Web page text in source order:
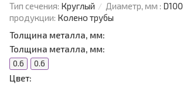
Тип сечения: Круглый Диаметр, мм : D100
продукции: Колено трубы
Толщина металла, мм:
Толщина металла, мм:
0.6 0.6
Цвет: